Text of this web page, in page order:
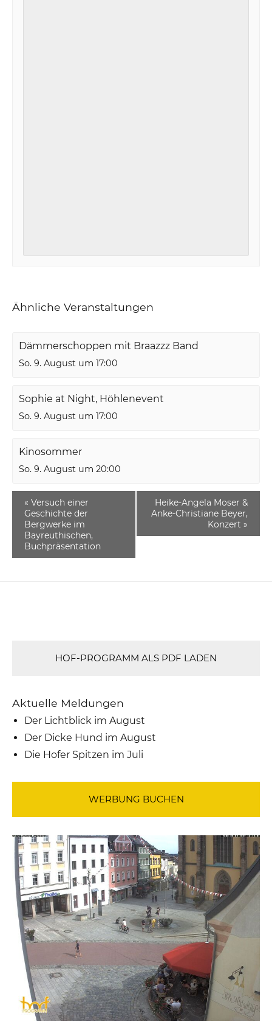
Ähnliche Veranstaltungen
Dämmerschoppen mit Braazzz Band
So. 9. August um 17:00
Sophie at Night, Höhlenevent
So. 9. August um 17:00
Kinosommer
So. 9. August um 20:00
« Versuch einer
Geschichte der
Bergwerke im
Bayreuthischen,
Buchpräsentation
Heike-Angela Moser &
Anke-Christiane Beyer,
Konzert »
HOF-PROGRAMM ALS PDF LADEN
Aktuelle Meldungen
Der Lichtblick im August
Der Dicke Hund im August
Die Hofer Spitzen im Juli
WERBUNG BUCHEN